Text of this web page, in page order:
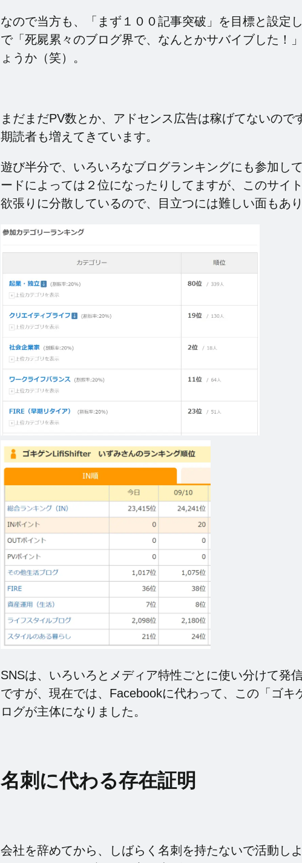
なので当方も、「まず１００記事突破」を目標と設定
で「死屍累々のブログ界で、なんとかサバイブした！
ょうか（笑）。
まだまだPV数とか、アドセンス広告は稼げてないので
期読者も増えてきています。
遊び半分で、いろいろなブログランキングにも参加し
ードによっては２位になったりしてますが、このサイ
欲張りに分散しているので、目立つには難しい面もあり
SNSは、いろいろとメディア特性ごとに使い分けて発
ですが、現在では、Facebookに代わって、この「ゴキ
ログが主体になりました。
名刺に代わる存在証明
会社を辞めてから、しばらく名刺を持たないで活動し